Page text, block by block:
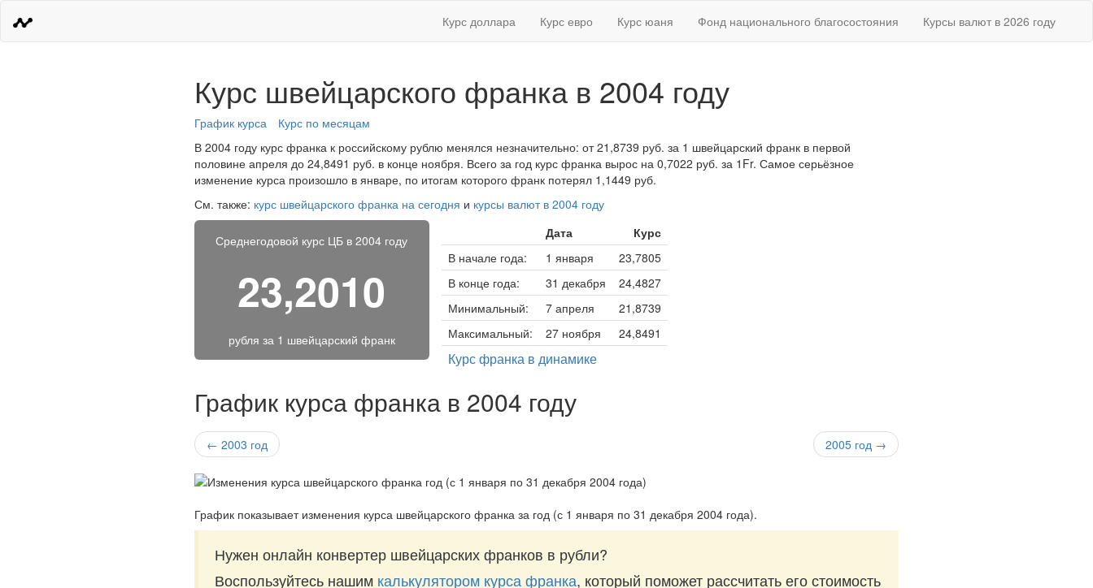
Курс доллара Курс евро Курс юаня Фонд национального благосостояния Курсы валют в 2026 году
Курс швейцарского франка в 2004 году
График курса
Курс по месяцам
В 2004 году курс франка к российскому рублю менялся незначительно: от 21,8739 руб. за 1 швейцарский франк в первой
половине апреля до 24,8491 руб. в конце ноября. Всего за год курс франка вырос на 0,7022 руб. за 1Fr. Самое серьёзное
изменение курса произошло в январе, по итогам которого франк потерял 1,1449 руб.
См. также: курс швейцарского франка на сегодня и курсы валют в 2004 году
Среднегодовой курс ЦБ в 2004 году
23,2010
рубля за 1 швейцарский франк
Дата
Курс
В начале года:
1 января
23,7805
В конце года:
31 декабря
24,4827
Минимальный:
7 апреля
21,8739
Максимальный:
27 ноября 24,8491
Курс франка в динамике
График курса франка в 2004 году
← 2003 год 2005 год →
График показывает изменения курса швейцарского франка за год (с 1 января по 31 декабря 2004 года).
Нужен онлайн конвертер швейцарских франков в рубли?
Воспользуйтесь нашим калькулятором курса франка, который поможет рассчитать его стоимость